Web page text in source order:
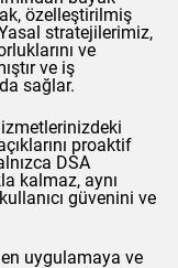
özelleştirilmiş
stratejilerimiz,
ve
ve iş
sağlar.
proaktif
DSA
kalmaz, aynı
güvenini ve
uygulamaya ve